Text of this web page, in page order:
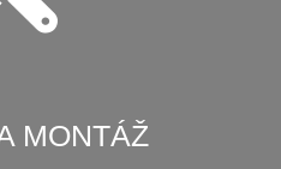
MONTÁŽ